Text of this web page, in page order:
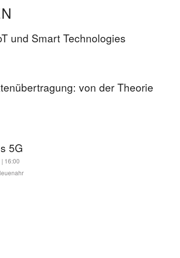
und Smart Technologies
von der Theorie
5G
16:00